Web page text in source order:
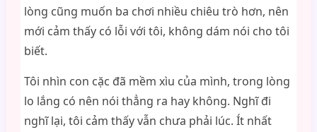
lòng cũng muốn ba chơi nhiều chiêu trò hơn, nên
mới cảm thấy có lỗi với tôi, không dám nói cho tôi
biết.
Tôi nhìn con cặc đã mềm xìu của mình, trong lòng
lo lắng có nên nói thẳng ra hay không. Nghĩ đi
nghĩ lại, tôi cảm thấy vẫn chưa phải lúc. Ít nhất